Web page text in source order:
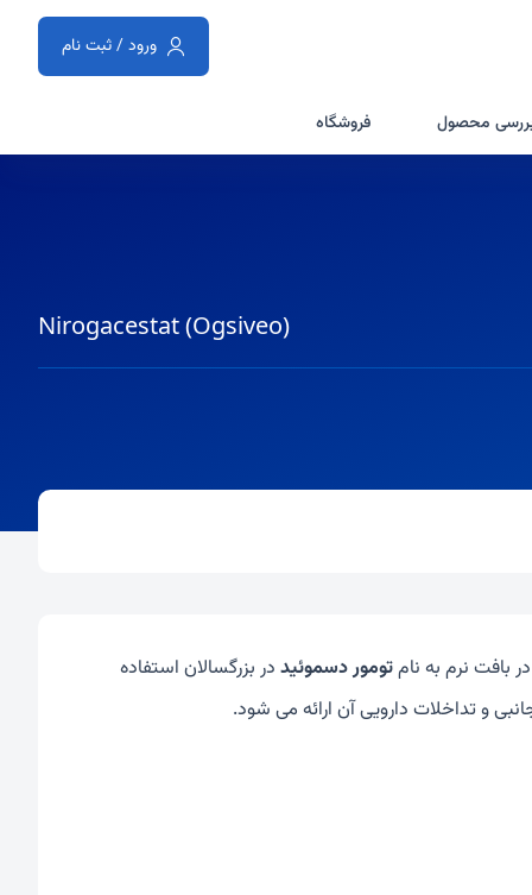
ورود / ثبت نام
محصول فروشگاه
Nirogacestat (Ogsiveo)
بافت نرم به نامتومور دسموئید در بزرگسالان استفاده
و تداخلات دارویی آن ارائه می شود.